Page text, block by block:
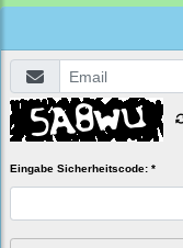
Eingabe Sicherheitscode: *